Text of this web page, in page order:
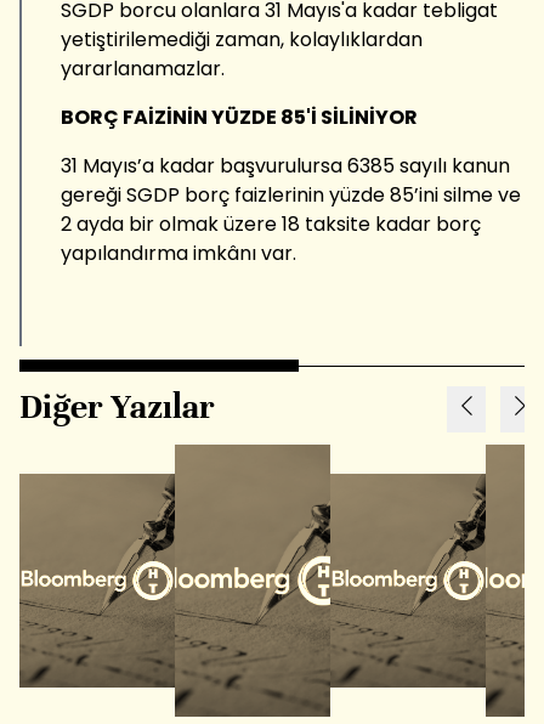
SGDP borcu olanlara 31 Mayıs'a kadar tebligat
yetiştirilemediği zaman, kolaylıklardan
yararlanamazlar.
BORÇ FAİZİNİN YÜZDE 85'İ SİLİNİYOR
31 Mayıs’a kadar başvurulursa 6385 sayılı kanun
gereği SGDP borç faizlerinin yüzde 85’ini silme ve
2 ayda bir olmak üzere 18 taksite kadar borç
yapılandırma imkânı var.
Diğer Yazılar